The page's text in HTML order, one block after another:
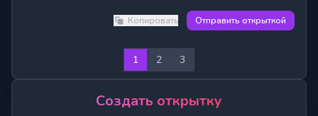
Копировать Отправить открыткой
1 2 3
Создать открытку